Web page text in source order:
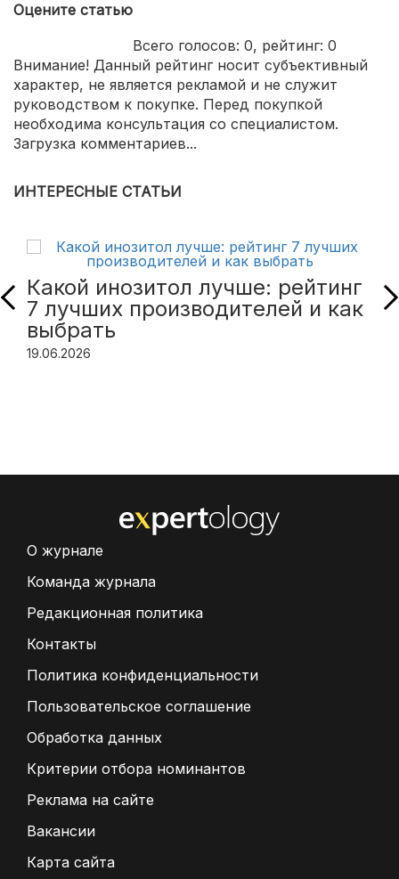
Оцените статью
Всего голосов: 0, рейтинг: 0
Внимание! Данный рейтинг носит субъективный
характер, не является рекламой и не служит
руководством к покупке. Перед покупкой
необходима консультация со специалистом.
Загрузка комментариев...
ИНТЕРЕСНЫЕ СТАТЬИ
Какой инозитол лучше: рейтинг
7 лучших производителей и как
выбрать
19.06.2026
О журнале
Команда журнала
Редакционная политика
Контакты
Политика конфиденциальности
Пользовательское соглашение
Обработка данных
Критерии отбора номинантов
Реклама на сайте
Вакансии
Карта сайта